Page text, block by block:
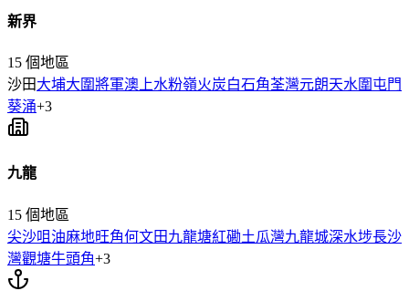
新界
15 個地區
沙田大埔大圍將軍澳 上水粉嶺火炭白石角荃灣元朗天水圍 屯門
葵涌+3
九龍
15 個地區
尖沙咀 油麻地旺角何文田九龍塘紅磡土瓜灣九龍城深水埗長沙
灣觀塘牛頭角+3